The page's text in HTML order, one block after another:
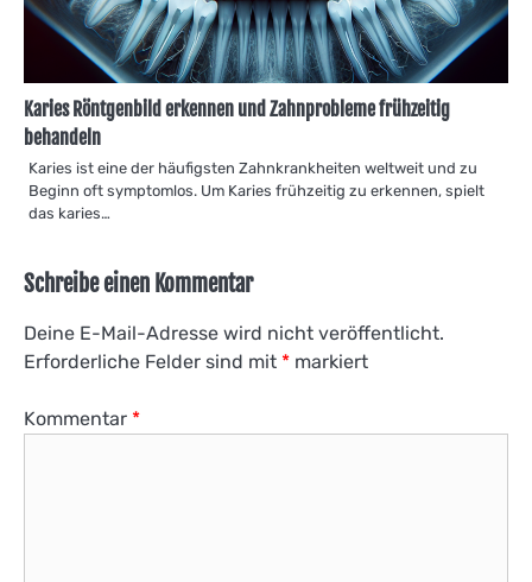
Karies Röntgenbild erkennen und Zahnprobleme frühzeitig
behandeln
Karies ist eine der häufigsten Zahnkrankheiten weltweit und zu
Beginn oft symptomlos. Um Karies frühzeitig zu erkennen, spielt
das karies…
Schreibe einen Kommentar
Deine E-Mail-Adresse wird nicht veröffentlicht.
Erforderliche Felder sind mit * markiert
Kommentar *